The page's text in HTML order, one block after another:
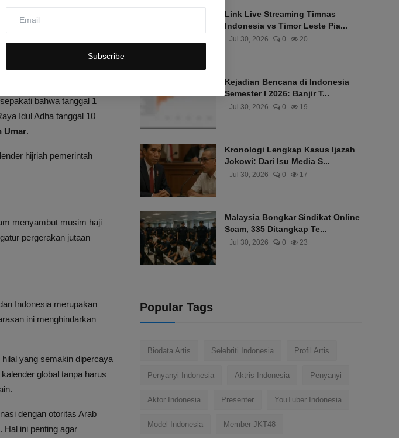
Subscribe
pemerintah Indonesia.
pada Senin, 18 Mei 2026,
bahwa tanggal 1
Idul Adha tanggal 10
Umar.
hijriah pemerintah
menyambut musim haji
pergerakan jutaan
Indonesia merupakan
ini menghindarkan
yang semakin dipercaya
global tanpa harus
dengan otoritas Arab
Hal ini penting agar
Link Live Streaming Timnas
Indonesia vs Timor Leste Pia...
Jul 30, 2026 0 20
Kejadian Bencana di Indonesia
Semester I 2026: Banjir T...
Jul 30, 2026 0 19
Kronologi Lengkap Kasus Ijazah
Jokowi: Dari Isu Media S...
Jul 30, 2026 0 17
Malaysia Bongkar Sindikat Online
Scam, 335 Ditangkap Te...
Jul 30, 2026 0 23
Popular Tags
Biodata Artis Selebriti Indonesia Profil Artis
Penyanyi Indonesia Aktris Indonesia Penyanyi
Aktor Indonesia Presenter YouTuber Indonesia
Model Indonesia Member JKT48